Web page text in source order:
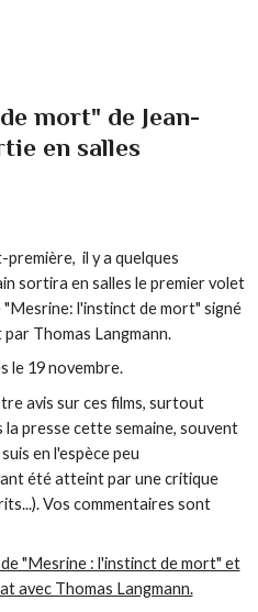
mort" de Jean-
en salles
première, il y a quelques
sortira en salles le premier volet
l'instinct de mort" signé
Thomas Langmann.
le 19 novembre.
avis sur ces films, surtout
la presse cette semaine, souvent
en l'espèce peu
été atteint par une critique
Vos commentaires sont
"Mesrine : l'instinct de mort" et
avec Thomas Langmann.